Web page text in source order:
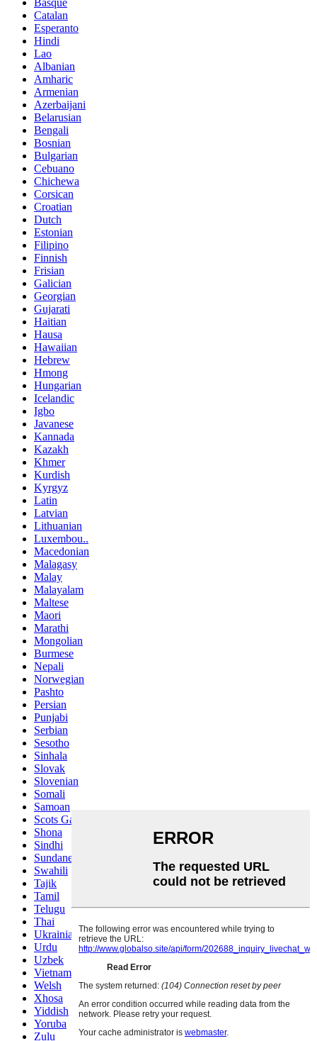
Basque
Catalan
Esperanto
Hindi
Lao
Albanian
Amharic
Armenian
Azerbaijani
Belarusian
Bengali
Bosnian
Bulgarian
Cebuano
Chichewa
Corsican
Croatian
Dutch
Estonian
Filipino
Finnish
Frisian
Galician
Georgian
Gujarati
Haitian
Hausa
Hawaiian
Hebrew
Hmong
Hungarian
Icelandic
Igbo
Javanese
Kannada
Kazakh
Khmer
Kurdish
Kyrgyz
Latin
Latvian
Lithuanian
Luxembou..
Macedonian
Malagasy
Malay
Malayalam
Maltese
Maori
Marathi
Mongolian
Burmese
Nepali
Norwegian
Pashto
Persian
Punjabi
Serbian
Sesotho
Sinhala
Slovak
Slovenian
Somali
Samoan
Scots Gaelic
Shona
Sindhi
Sundanese
Swahili
Tajik
Tamil
Telugu
Thai
Ukrainian
Urdu
Uzbek
Vietnamese
Welsh
Xhosa
Yiddish
Yoruba
Zulu